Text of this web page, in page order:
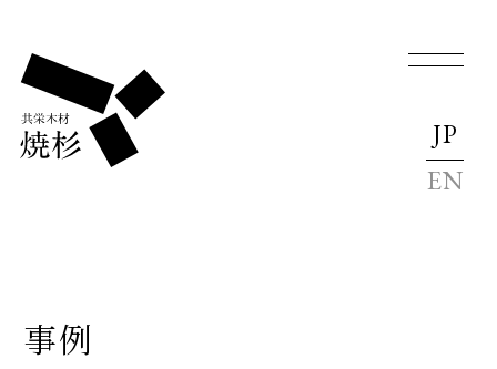
JP
EN
事例